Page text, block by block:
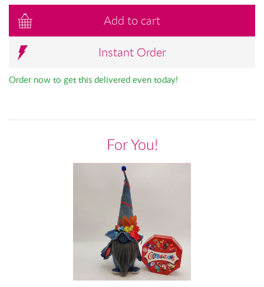
Add to cart
Instant Order
Order now to get this delivered even today!
For You!